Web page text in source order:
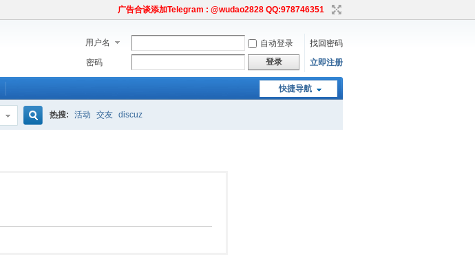
广告合谈添加Telegram : @wudao2828 QQ:978746351
用户名 自动登录
找回密码
密码
登录 立即注册
快捷导航
热搜: 活动 交友 discuz